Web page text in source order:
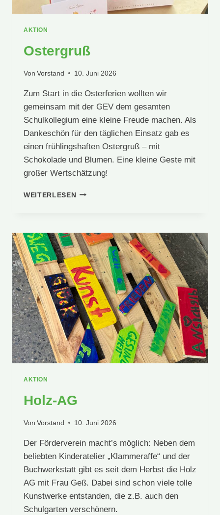
AKTION
Ostergruß
Von Vorstand 10. Juni 2026
Zum Start in die Osterferien wollten wir
gemeinsam mit der GEV dem gesamten
Schulkollegium eine kleine Freude machen. Als
Dankeschön für den täglichen Einsatz gab es
einen frühlingshaften Ostergruß – mit
Schokolade und Blumen. Eine kleine Geste mit
großer Wertschätzung!
WEITERLESENOSTERGRUSS
AKTION
Holz-AG
Von Vorstand 10. Juni 2026
Der Förderverein macht’s möglich: Neben dem
beliebten Kinderatelier „Klammeraffe“ und der
Buchwerkstatt gibt es seit dem Herbst die Holz
AG mit Frau Geß. Dabei sind schon viele tolle
Kunstwerke entstanden, die z.B. auch den
Schulgarten verschönern.